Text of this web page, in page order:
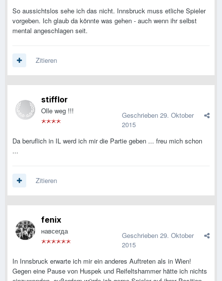
So aussichtslos sehe ich das nicht. Innsbruck muss etliche Spieler
vorgeben. Ich glaub da könnte was gehen - auch wenn ihr selbst
mental angeschlagen seit.
Zitieren
stifflor
Olle weg !!! Geschrieben 29. Oktober
2015
Da beruflich in IL werd ich mir die Partie geben ... freu mich schon
...
Zitieren
fenix
навсегда Geschrieben 29. Oktober
2015
In Innsbruck erwarte ich mir ein anderes Auftreten als in Wien!
Gegen eine Pause von Huspek und Reifeltshammer hätte ich nichts